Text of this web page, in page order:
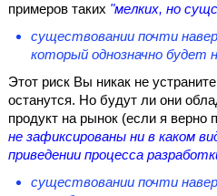
примеров таких "мелких, но
существовании почти
который однозначно будет
Этот риск Вы никак не
останутся. Но будут ли они
продукт на рынок (если я верно
не зафиксированы ни в каком
приведении процесса
существовании почти